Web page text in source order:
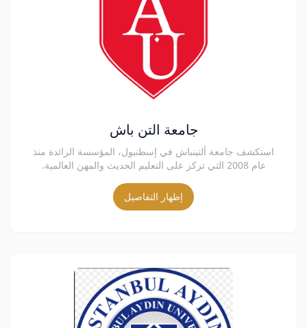
جامعة التن باش
استكشف جامعة ألتينباش في إسطنبول، المؤسسة الرائدة منذ
عام 2008 التي تركز على التعليم الحديث والمهن العالمية.
إظهار التفاصيل